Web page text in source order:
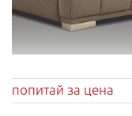
попитай за цена